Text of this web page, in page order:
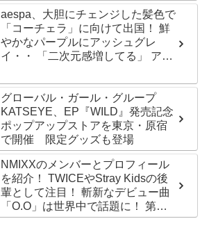
aespa、大胆にチェンジした髪色で
「コーチェラ」に向けて出国！ 鮮
やかなパープルにアッシュグレ
イ・・ 「二次元感増してる」 アバ
グローバル・ガール・グループ
KATSEYE、EP『WILD』発売記念
ポップアップストアを東京・原宿
で開催 限定グッズも登場
NMIXXのメンバーとプロフィール
を紹介！ TWICEやStray Kidsの後
輩として注目！ 斬新なデビュー曲
「O.O」は世界中で話題に！ 第４
世代を代表する美女ソリュンをは